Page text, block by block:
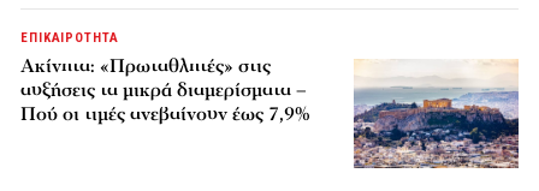
ΕΠΙΚΑΙΡΟΤΗΤΑ
Ακίνητα: «Πρωταθλητές» στις
αυξήσεις τα μικρά διαμερίσματα –
Πού οι τιμές ανεβαίνουν έως 7,9%